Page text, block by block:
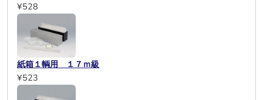
¥528
紙箱１輌用 １７ｍ級
¥523